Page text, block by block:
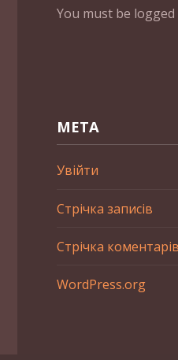
You must be
МЕТА
Увійти
Стрічка записів
Стрічка коментарів
WordPress.org